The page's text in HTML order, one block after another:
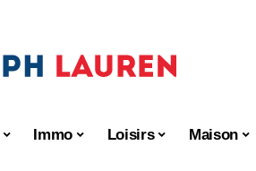
Immo Loisirs Maison